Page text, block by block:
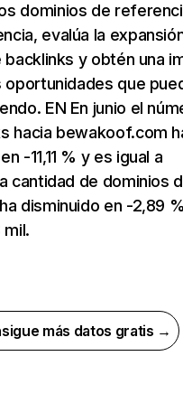
dominios de
evalúa la
y obtén una
oportunidades que
EN En junio el
hacia bewakoof.com
-11,11 % y es igual a
cantidad de dominios
disminuido en -2,89
mil.
más datos gratis →